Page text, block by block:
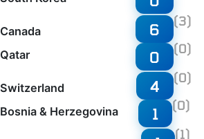
Canada
Qatar
6 (3)
0 (0)
Switzerland
Bosnia & Herzegovina
4 (0)
1 (0)
(1)